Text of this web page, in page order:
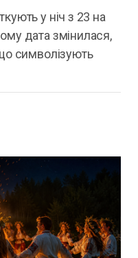
у ніч з 23 на
дата змінилася,
символізують